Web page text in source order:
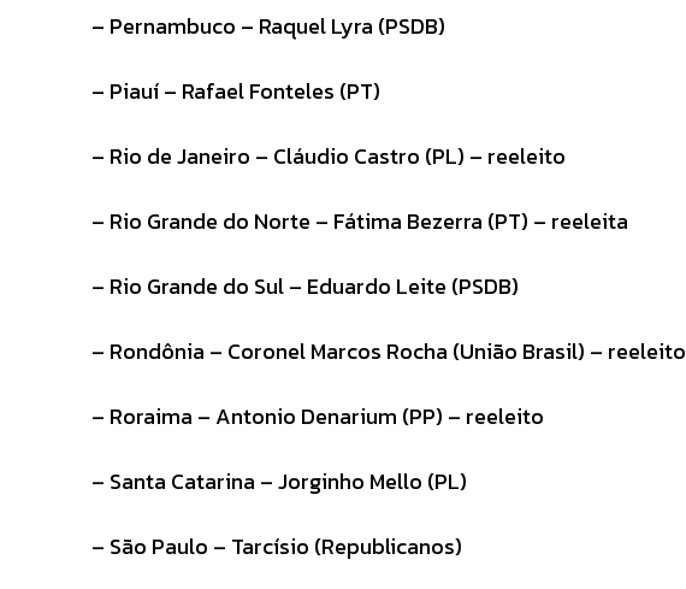
– Pernambuco – Raquel Lyra (PSDB)
– Piauí – Rafael Fonteles (PT)
– Rio de Janeiro – Cláudio Castro (PL) – reeleito
– Rio Grande do Norte – Fátima Bezerra (PT) – reeleita
– Rio Grande do Sul – Eduardo Leite (PSDB)
– Rondônia – Coronel Marcos Rocha (União Brasil) – reeleito
– Roraima – Antonio Denarium (PP) – reeleito
– Santa Catarina – Jorginho Mello (PL)
– São Paulo – Tarcísio (Republicanos)